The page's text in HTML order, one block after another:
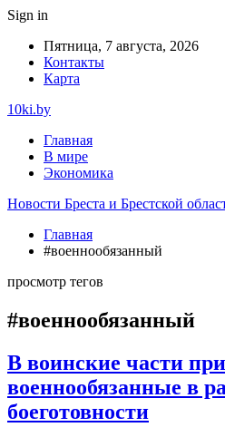
Sign in
Пятница, 7 августа, 2026
Контакты
Карта
10ki.by
Главная
В мире
Экономика
Новости Бреста и Брестской
Главная
#военнообязанный
просмотр тегов
#военнообязанный
В воинские части
военнообязанные в
боеготовности